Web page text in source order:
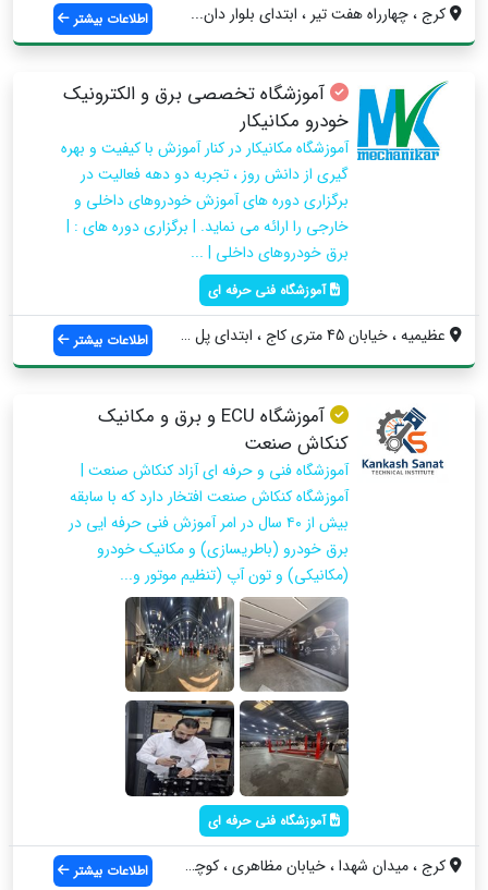
کرج ، چهارراه هفت تیر ، ابتدای بلوار دان... اطلاعات بیشتر
آموزشگاه تخصصی برق و الکترونیک
خودرو مکانیکار
آموزشگاه مکانیکار در کنار آموزش با کیفیت و بهره
گیری از دانش روز ، تجربه دو دهه فعالیت در
برگزاری دوره های آموزش خودروهای داخلی و
خارجی را ارائه می نماید. | برگزاری دوره های : |
برق خودروهای داخلی | ...
آموزشگاه فنی حرفه ای
عظیمیه ، خیابان 45 متری کاج ، ابتدای پل ... اطلاعات بیشتر
آموزشگاه ECU و برق و مکانیک
کنکاش صنعت
آموزشگاه فنی و حرفه ای آزاد کنکاش صنعت |
آموزشگاه کنکاش صنعت افتخار دارد که با سابقه
بیش از ۴۰ سال در امر آموزش فنی حرفه ایی در
برق خودرو (باطریسازی) و مکانیک خودرو
(مکانیکی) و تون آپ (تنظیم موتور و...
آموزشگاه فنی حرفه ای
کرج ، میدان شهدا ، خیابان مظاهری ، کوچه ... اطلاعات بیشتر